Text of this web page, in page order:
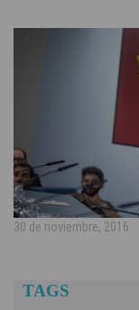
30 de noviembre, 2016
TAGS